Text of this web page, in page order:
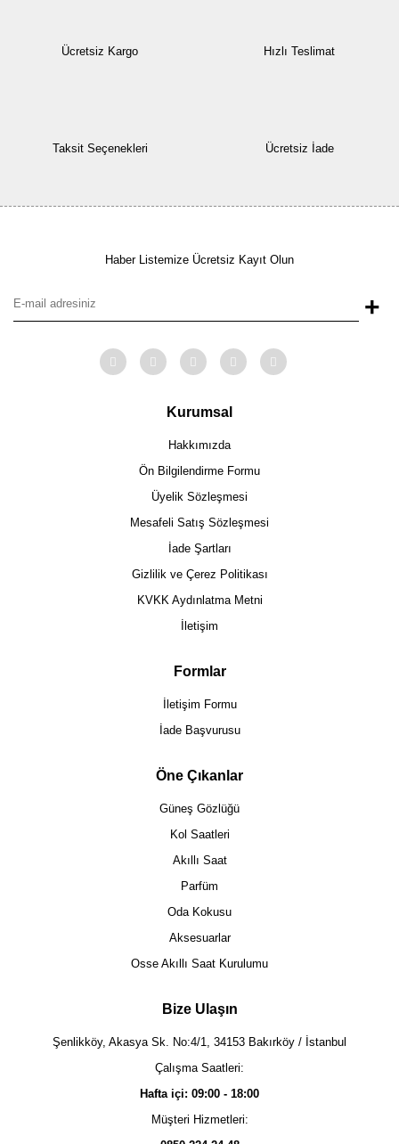
Ücretsiz Kargo Hızlı Teslimat
Taksit Seçenekleri Ücretsiz İade
Haber Listemize Ücretsiz Kayıt Olun
+
Kurumsal
Hakkımızda
Ön Bilgilendirme Formu
Üyelik Sözleşmesi
Mesafeli Satış Sözleşmesi
İade Şartları
Gizlilik ve Çerez Politikası
KVKK Aydınlatma Metni
İletişim
Formlar
İletişim Formu
İade Başvurusu
Öne Çıkanlar
Güneş Gözlüğü
Kol Saatleri
Akıllı Saat
Parfüm
Oda Kokusu
Aksesuarlar
Osse Akıllı Saat Kurulumu
Bize Ulaşın
Şenlikköy, Akasya Sk. No:4/1, 34153 Bakırköy / İstanbul
Çalışma Saatleri:
Hafta içi: 09:00 - 18:00
Müşteri Hizmetleri: